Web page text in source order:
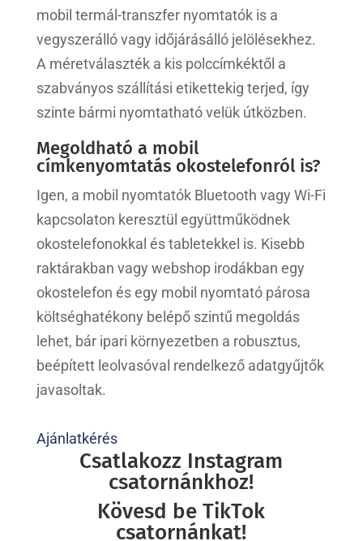
mobil termál-transzfer nyomtatók is a
vegyszerálló vagy időjárásálló jelölésekhez.
A méretválaszték a kis polccímkéktől a
szabványos szállítási etikettekig terjed, így
szinte bármi nyomtatható velük útközben.
Megoldható a mobil
címkenyomtatás okostelefonról is?
Igen, a mobil nyomtatók Bluetooth vagy Wi-Fi
kapcsolaton keresztül együttműködnek
okostelefonokkal és tabletekkel is. Kisebb
raktárakban vagy webshop irodákban egy
okostelefon és egy mobil nyomtató párosa
költséghatékony belépő szintű megoldás
lehet, bár ipari környezetben a robusztus,
beépített leolvasóval rendelkező adatgyűjtők
javasoltak.
Ajánlatkérés
Csatlakozz Instagram
csatornánkhoz!
Kövesd be TikTok
csatornánkat!